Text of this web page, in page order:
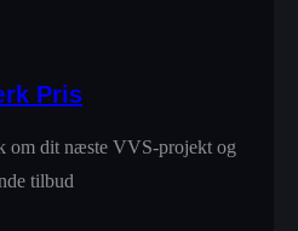
Pris
om dit næste VVS-projekt og
tilbud